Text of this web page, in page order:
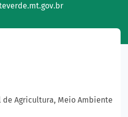
Agricultura, Meio Ambiente